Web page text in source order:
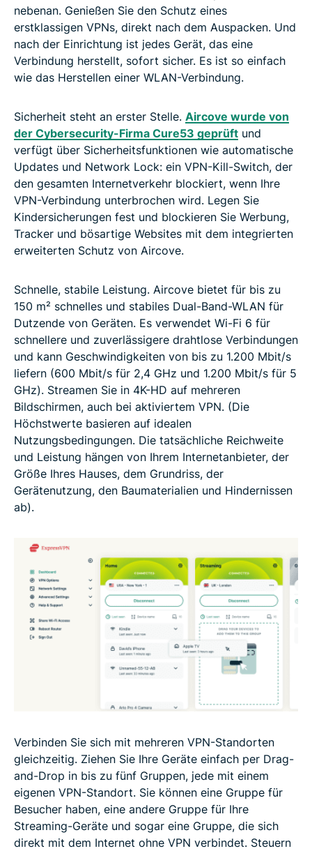
nebenan. Genießen Sie den Schutz eines
erstklassigen VPNs, direkt nach dem Auspacken. Und
nach der Einrichtung ist jedes Gerät, das eine
Verbindung herstellt, sofort sicher. Es ist so einfach
wie das Herstellen einer WLAN-Verbindung.
Sicherheit steht an erster Stelle. Aircove wurde von
der Cybersecurity-Firma Cure53 geprüft und
verfügt über Sicherheitsfunktionen wie automatische
Updates und Network Lock: ein VPN-Kill-Switch, der
den gesamten Internetverkehr blockiert, wenn Ihre
VPN-Verbindung unterbrochen wird. Legen Sie
Kindersicherungen fest und blockieren Sie Werbung,
Tracker und bösartige Websites mit dem integrierten
erweiterten Schutz von Aircove.
Schnelle, stabile Leistung. Aircove bietet für bis zu
150 m² schnelles und stabiles Dual-Band-WLAN für
Dutzende von Geräten. Es verwendet Wi-Fi 6 für
schnellere und zuverlässigere drahtlose Verbindungen
und kann Geschwindigkeiten von bis zu 1.200 Mbit/s
liefern (600 Mbit/s für 2,4 GHz und 1.200 Mbit/s für 5
GHz). Streamen Sie in 4K-HD auf mehreren
Bildschirmen, auch bei aktiviertem VPN. (Die
Höchstwerte basieren auf idealen
Nutzungsbedingungen. Die tatsächliche Reichweite
und Leistung hängen von Ihrem Internetanbieter, der
Größe Ihres Hauses, dem Grundriss, der
Gerätenutzung, den Baumaterialien und Hindernissen
ab).
Verbinden Sie sich mit mehreren VPN-Standorten
gleichzeitig. Ziehen Sie Ihre Geräte einfach per Drag-
and-Drop in bis zu fünf Gruppen, jede mit einem
eigenen VPN-Standort. Sie können eine Gruppe für
Besucher haben, eine andere Gruppe für Ihre
Streaming-Geräte und sogar eine Gruppe, die sich
direkt mit dem Internet ohne VPN verbindet. Steuern